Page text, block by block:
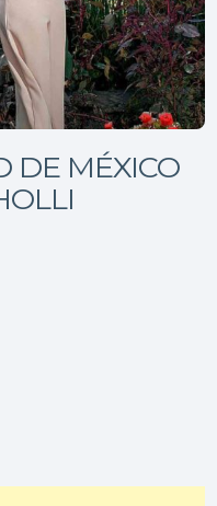
DE MÉXICO